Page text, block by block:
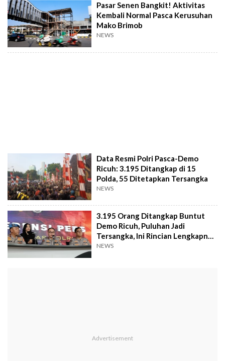
Pasar Senen Bangkit! Aktivitas
Kembali Normal Pasca Kerusuhan
Mako Brimob
NEWS
Data Resmi Polri Pasca-Demo
Ricuh: 3.195 Ditangkap di 15
Polda, 55 Ditetapkan Tersangka
NEWS
3.195 Orang Ditangkap Buntut
Demo Ricuh, Puluhan Jadi
Tersangka, Ini Rincian Lengkapnya
per Daerah
NEWS